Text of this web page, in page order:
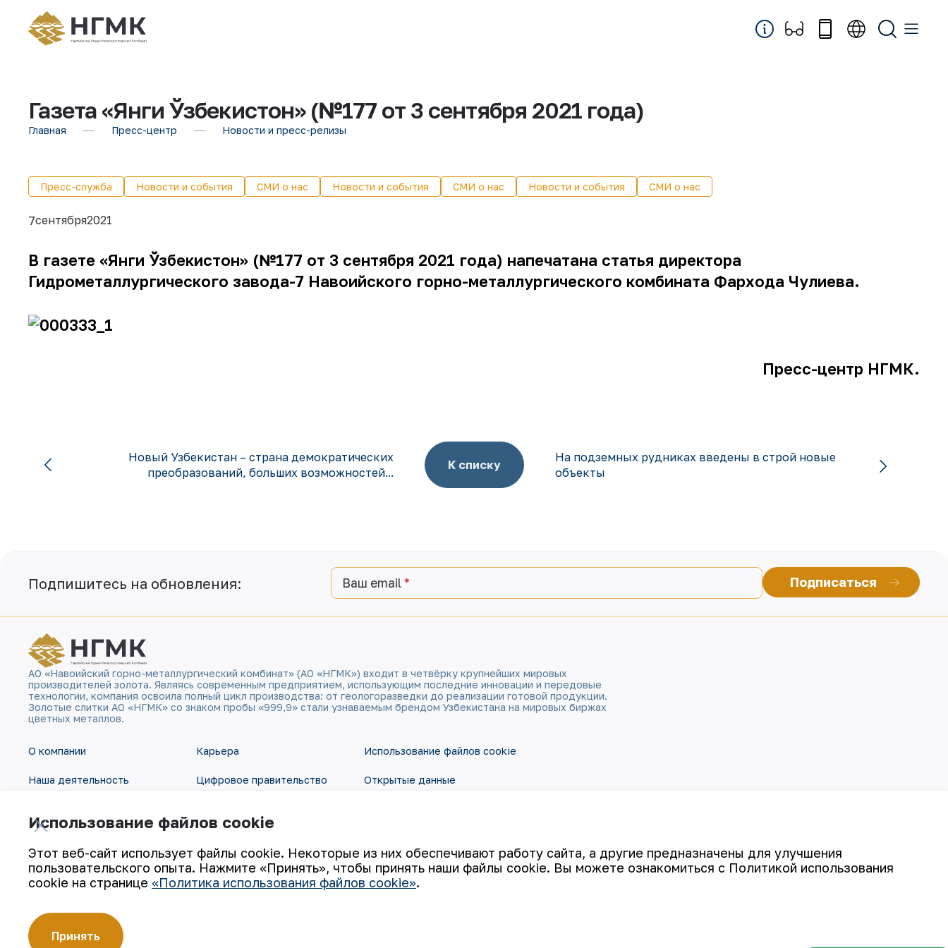
Газета «Янги Ўзбекистон» (№177 от 3 сентября 2021 года)
Главная Пресс-центр Новости и пресс-релизы
Пресс-служба Новости и события СМИ о нас Новости и события СМИ о нас Новости и события СМИ о нас
7сентября2021
В газете «Янги Ўзбекистон» (№177 от 3 сентября 2021 года) напечатана статья директора
Гидрометаллургического завода-7 Навоийского горно-металлургического комбината Фархода Чулиева.
Пресс-центр НГМК.
Новый Узбекистан – страна демократических
преобразований, больших возможностей...
К списку
На подземных рудниках введены в строй новые
объекты
Подпишитесь на обновления: Ваш email Подписаться
АО «Навоийский горно-металлургический комбинат» (АО «НГМК») входит в четвёрку крупнейших мировых
производителей золота. Являясь современным предприятием, использующим последние инновации и передовые
технологии, компания освоила полный цикл производства: от геологоразведки до реализации готовой продукции.
Золотые слитки АО «НГМК» со знаком пробы «999,9» стали узнаваемым брендом Узбекистана на мировых биржах
цветных металлов.
О компании
Наша деятельность
Пресс-центр
Карьера
Цифровое правительство
Условия использования
Использование файлов cookie
Открытые данные
Использование файлов cookie
Этот веб-сайт использует файлы cookie. Некоторые из них обеспечивают работу сайта, а другие предназначены для улучшения
пользовательского опыта. Нажмите «Принять», чтобы принять наши файлы cookie. Вы можете ознакомиться с Политикой использования
cookie на странице «Политика использования файлов cookie».
Принять